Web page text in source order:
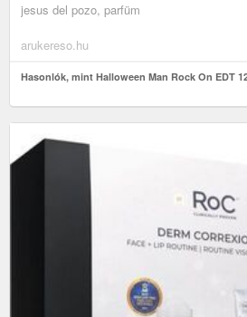
jesus del pozo, parfüm
arukereso.hu
Hasonlók, mint Halloween Man Rock On EDT